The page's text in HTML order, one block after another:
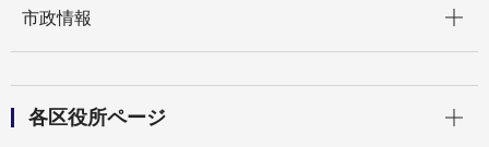
市政情報
各区役所ページ